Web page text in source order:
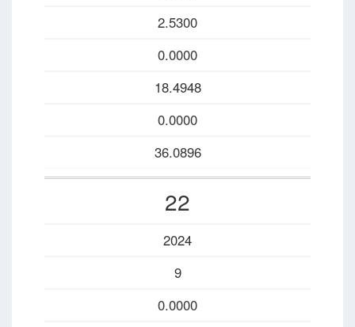
2.5300
0.0000
18.4948
0.0000
36.0896
22
2024
9
0.0000